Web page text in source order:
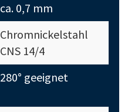
ca. 0,7 mm
Chromnickelstahl
CNS 14/4
280° geeignet